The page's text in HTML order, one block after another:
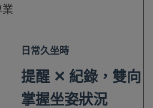
日常久坐時
提醒 ✕ 紀錄， 雙向
掌握坐姿狀況